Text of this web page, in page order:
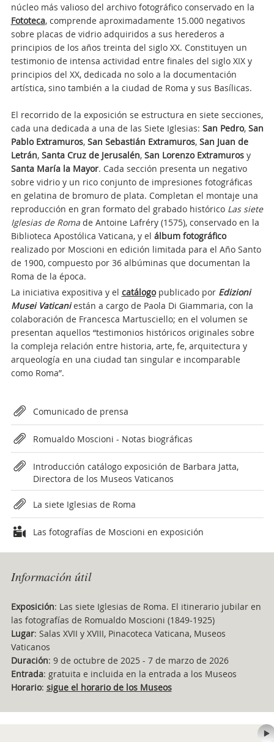
núcleo más valioso del archivo fotográfico conservado en la
Fototeca, comprende aproximadamente 15.000 negativos
sobre placas de vidrio adquiridos a sus herederos a
principios de los años treinta del siglo XX. Constituyen un
testimonio de intensa actividad entre finales del siglo XIX y
principios del XX, dedicada no solo a la documentación
artística, sino también a la ciudad de Roma y sus Basílicas.
El recorrido de la exposición se estructura en siete secciones,
cada una dedicada a una de las Siete Iglesias: San Pedro, San
Pablo Extramuros,San Sebastián Extramuros,San Juan de
Letrán,Santa Cruz de Jerusalén,San Lorenzo Extramurosy
Santa María la Mayor. Cada sección presenta un negativo
sobre vidrio y un rico conjunto de impresiones fotográficas
en gelatina de bromuro de plata. Completan el montaje una
reproducción en gran formato del grabado histórico Las siete
Iglesias de Romade Antoine Lafréry (1575), conservado en la
Biblioteca Apostólica Vaticana, y el álbum fotográfico
realizado por Moscioni en edición limitada para el Año Santo
de 1900, compuesto por 36 albúminas que documentan la
Roma de la época.
La iniciativa expositiva y el catálogopublicado por Edizioni
Musei Vaticaniestán a cargo de Paola Di Giammaria, con la
colaboración de Francesca Martusciello; en el volumen se
presentan aquellos “testimonios históricos originales sobre
la compleja relación entre historia, arte, fe, arquitectura y
arqueología en una ciudad tan singular e incomparable
como Roma”.
Attachments
Comunicado de prensa
Romualdo Moscioni - Notas biográficas
Introducción catálogo exposición de Barbara Jatta,
Directora de los Museos Vaticanos
La siete Iglesias de Roma
Las fotografías de Moscioni en exposición
Información útil
Exposición: Las siete Iglesias de Roma. El itinerario jubilar en
las fotografías de Romualdo Moscioni (1849-1925)
Lugar: Salas XVII y XVIII, Pinacoteca Vaticana, Museos
Vaticanos
Duración: 9 de octubre de 2025 - 7 de marzo de 2026
Entrada: gratuita e incluida en la entrada a los Museos
Horario: sigue el horario de los Museos